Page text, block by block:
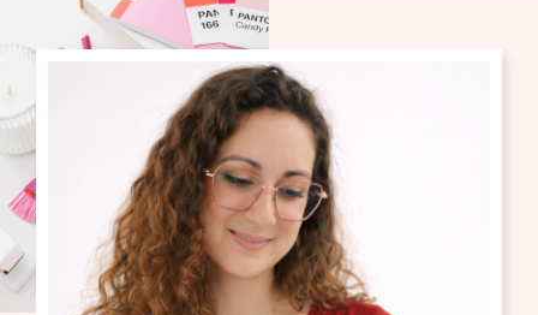
RECURSOS GRATUITOS
APRENDE PINTEREST YA
BLOG
CONTACTA
SOBRE MÍ
PREGUNTAS FRECUENTES
TESTIMONIALES